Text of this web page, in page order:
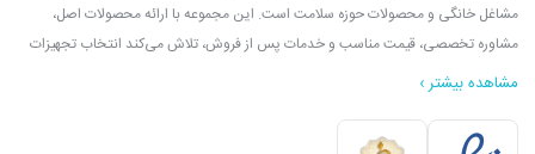
مشاغل خانگی و محصولات حوزه سلامت است. این مجموعه با ارائه محصولات اصل،
مشاوره تخصصی، قیمت مناسب و خدمات پس از فروش، تلاش می‌کند انتخاب تجهیزات
در اویل تک می‌توانید انواع دستگاه آسیاب عطاری، آسیاب قهوه، دستگاه روغن‌گیری،
مشاهده بیشتر ›